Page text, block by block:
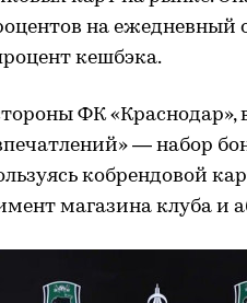
на ежедневный
кешбэка.
ФК «Краснодар»,
— набор
кобрендовой
магазина клуба и